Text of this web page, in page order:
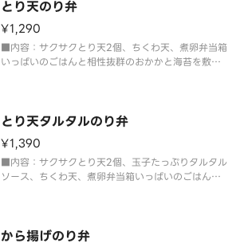
とり天のり弁
¥1,290
■内容：サクサクとり天2個、ちくわ天、煮卵弁当箱
いっぱいのごはんと相性抜群のおかかと海苔を敷き
とり天タルタルのり弁
¥1,390
■内容：サクサクとり天2個、玉子たっぷりタルタル
ソース、ちくわ天、煮卵弁当箱いっぱいのごはんと
から揚げのり弁